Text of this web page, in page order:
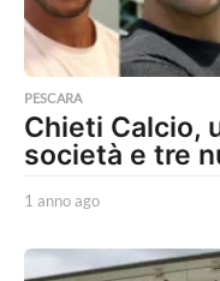
PESCARA
Chieti Calcio,
società e tre
1 anno ago
n
n